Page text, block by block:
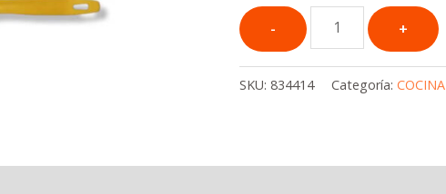
SKU:834414 Categoría:COCINA